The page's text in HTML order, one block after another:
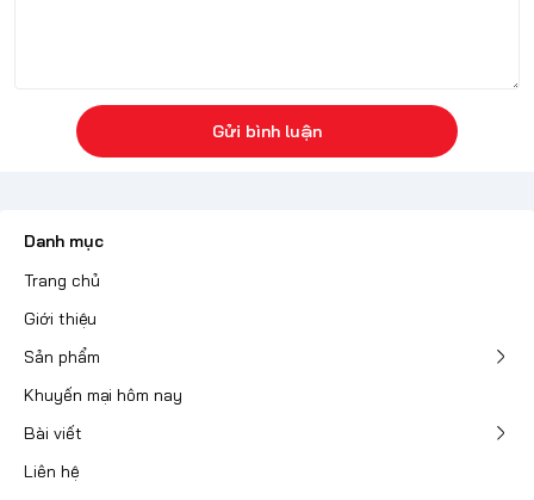
Gửi bình luận
Danh mục
Trang chủ
Giới thiệu
Sản phẩm
Khuyến mại hôm nay
Bài viết
Liên hệ